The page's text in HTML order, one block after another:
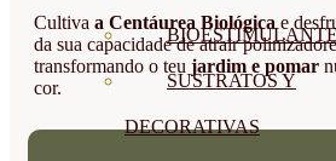
SUSTRATOS Y
DECORATIVAS
Cultiva a Centáurea Biológica e
da sua capacidade de atrair
transformando o teu jardim e pomar
cor.